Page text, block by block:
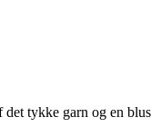
tykke garn og en